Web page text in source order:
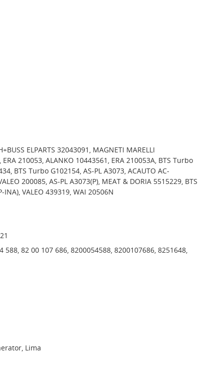
ELPARTS 32043091, MAGNETI MARELLI
210053, ALANKO 10443561, ERA 210053A, BTS Turbo
BTS Turbo G102154, AS-PL A3073, ACAUTO AC-
200085, AS-PL A3073(P), MEAT & DORIA 5515229, BTS
INA), VALEO 439319, WAI 20506N
588, 82 00 107 686, 8200054588, 8200107686, 8251648,
Lima